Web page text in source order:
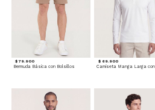
$ 79.900
Bermuda Básica con Bolsillos
$ 69.900